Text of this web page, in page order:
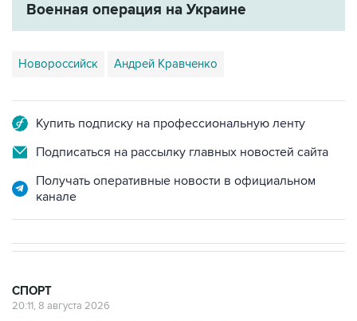
Военная операция на Украине
Новороссийск Андрей Кравченко
Купить подписку на профессиональную ленту
Подписаться на рассылку главных новостей сайта
Получать оперативные новости в официальном
канале
СПОРТ
20:11, 8 августа 2026